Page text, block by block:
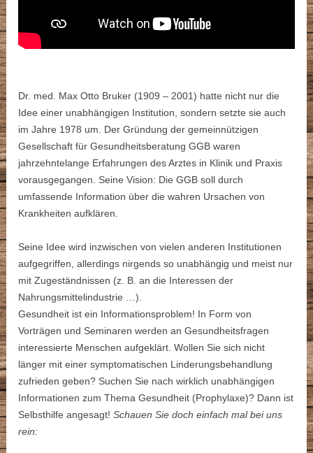
Dr. med. Max Otto Bruker (1909 – 2001) hatte nicht nur die
Idee einer unabhängigen Institution, sondern setzte sie auch
im Jahre 1978 um. Der Gründung der gemeinnützigen
Gesellschaft für Gesundheitsberatung GGB waren
jahrzehntelange Erfahrungen des Arztes in Klinik und Praxis
vorausgegangen. Seine Vision: Die GGB soll durch
umfassende Information über die wahren Ursachen von
Krankheiten aufklären.
Seine Idee wird inzwischen von vielen anderen Institutionen
aufgegriffen, allerdings nirgends so unabhängig und meist nur
mit Zugeständnissen (z. B. an die Interessen der
Nahrungsmittelindustrie …).
Gesundheit ist ein Informationsproblem! In Form von
Vorträgen und Seminaren werden an Gesundheitsfragen
interessierte Menschen aufgeklärt. Wollen Sie sich nicht
länger mit einer symptomatischen Linderungsbehandlung
zufrieden geben? Suchen Sie nach wirklich unabhängigen
Informationen zum Thema Gesundheit (Prophylaxe)? Dann ist
Selbsthilfe angesagt!Schauen Sie doch einfach mal bei uns
rein: